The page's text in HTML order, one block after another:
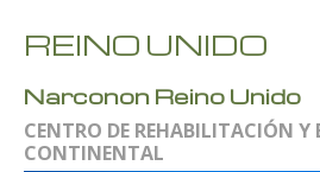
REINO UNIDO
Narconon Reino Unido
CENTRO DE REHABILITACIÓN
CONTINENTAL